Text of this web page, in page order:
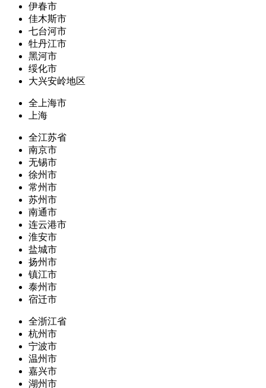
伊春市
佳木斯市
七台河市
牡丹江市
黑河市
绥化市
大兴安岭地区
全上海市
上海
全江苏省
南京市
无锡市
徐州市
常州市
苏州市
南通市
连云港市
淮安市
盐城市
扬州市
镇江市
泰州市
宿迁市
全浙江省
杭州市
宁波市
温州市
嘉兴市
湖州市